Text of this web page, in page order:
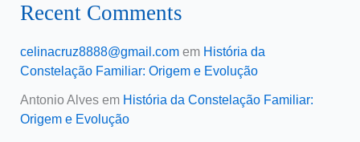
Recent Comments
celinacruz8888@gmail.comem História da
Constelação Familiar: Origem e Evolução
Antonio Alvesem História da Constelação Familiar:
Origem e Evolução